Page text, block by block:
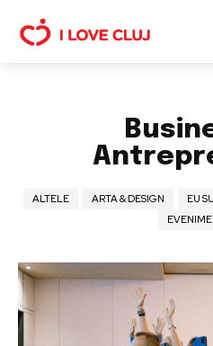
ALTELE ARTA & DESIGN EU